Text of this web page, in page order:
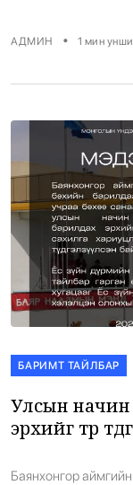
Алышов 27 настай
хийснээс 2-0 […]
АДМИН • 1 мин
БАРИМТ ТАЙЛБАР
Улсын
эрхийг түр
Баянхонгор